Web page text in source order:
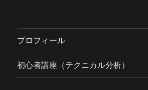
プロフィール
初心者講座（テクニカル分析）